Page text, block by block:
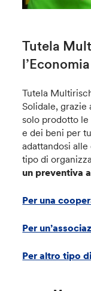
Tutela
Tutela
Solidale, grazie
solo prodotto
e dei beni per
adattandosi
tipo di
un preventiva
Per una
Per
Per altro tipo